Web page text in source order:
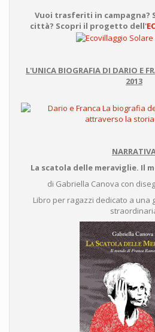
Vuoi trasferiti in campagna?
città? Scopri il progetto dell'
L'UNICA BIOGRAFIA DI DARIO E
2013
La scatola delle meraviglie. Il
di Gabriella Canova con
Libro per ragazzi dedicato a una